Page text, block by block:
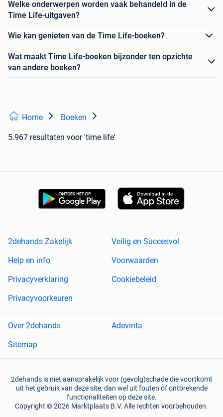
Welke onderwerpen worden vaak behandeld in de
Time Life-uitgaven?
Wie kan genieten van de Time Life-boeken?
Wat maakt Time Life-boeken bijzonder ten opzichte
van andere boeken?
Home Boeken
5.967 resultaten voor 'time life'
2dehands Zakelijk
Veilig en Succesvol
Help en info
Voorwaarden
Privacyverklaring
Cookiebeleid
Privacyvoorkeuren
Over 2dehands
Adevinta
Sitemap
2dehands is niet aansprakelijk voor (gevolg)schade die voortkomt
uit het gebruik van deze site, dan wel uit fouten of ontbrekende
functionaliteiten op deze site.
Copyright © 2026 Marktplaats B.V. Alle rechten voorbehouden.